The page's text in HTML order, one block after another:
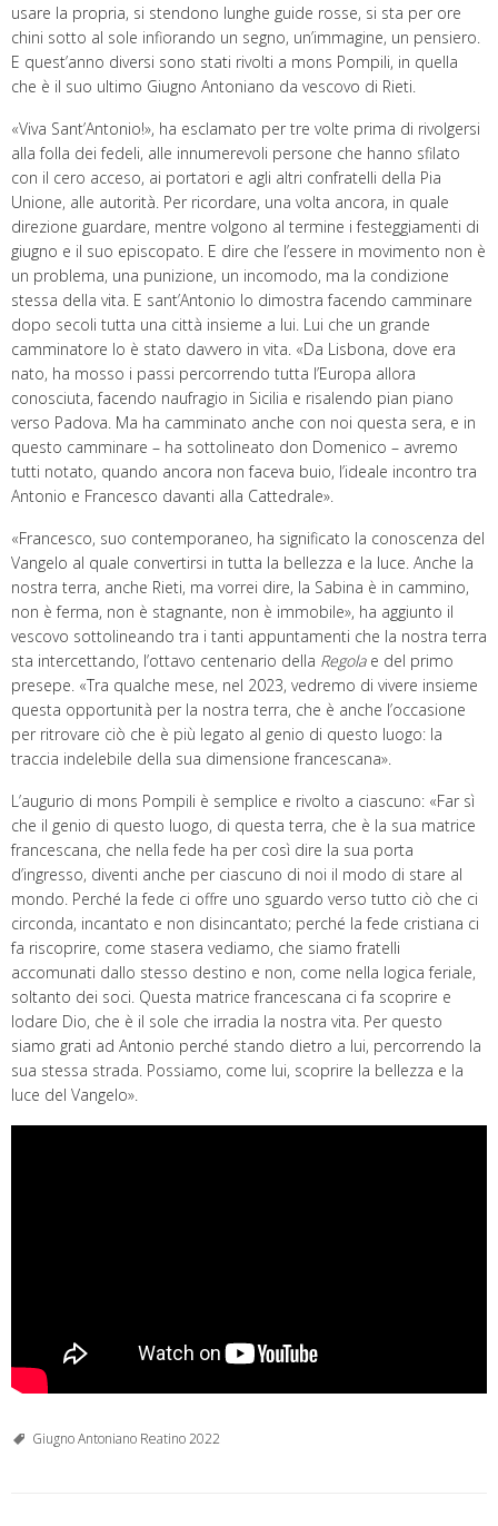
usare la propria, si stendono lunghe guide rosse, si sta per ore
chini sotto al sole infiorando un segno, un’immagine, un pensiero.
E quest’anno diversi sono stati rivolti a mons Pompili, in quella
che è il suo ultimo Giugno Antoniano da vescovo di Rieti.
«Viva Sant’Antonio!», ha esclamato per tre volte prima di rivolgersi
alla folla dei fedeli, alle innumerevoli persone che hanno sfilato
con il cero acceso, ai portatori e agli altri confratelli della Pia
Unione, alle autorità. Per ricordare, una volta ancora, in quale
direzione guardare, mentre volgono al termine i festeggiamenti di
giugno e il suo episcopato. E dire che l’essere in movimento non è
un problema, una punizione, un incomodo, ma la condizione
stessa della vita. E sant’Antonio lo dimostra facendo camminare
dopo secoli tutta una città insieme a lui. Lui che un grande
camminatore lo è stato davvero in vita. «Da Lisbona, dove era
nato, ha mosso i passi percorrendo tutta l’Europa allora
conosciuta,facendo naufragio in Sicilia e risalendo pian piano
verso Padova. Ma ha camminato anche con noi questa sera, e in
questo camminare – ha sottolineato don Domenico – avremo
tutti notato, quando ancora non faceva buio, l’ideale incontro tra
Antonio e Francesco davanti alla Cattedrale».
«Francesco, suo contemporaneo, ha significato la conoscenza del
Vangelo al quale convertirsi in tutta la bellezza e la luce. Anche la
nostra terra, anche Rieti, ma vorrei dire, la Sabina è in cammino,
non è ferma, non è stagnante, non è immobile», ha aggiunto il
vescovo sottolineando tra i tanti appuntamenti che la nostra terra
sta intercettando, l’ottavo centenario della Regola e del primo
presepe. «Tra qualche mese, nel 2023, vedremo di vivere insieme
questa opportunità per la nostra terra, che è anche l’occasione
per ritrovare ciò che è più legato al genio di questo luogo: la
traccia indelebile della sua dimensione francescana».
L’augurio di mons Pompili è semplice e rivolto a ciascuno: «Far sì
che il genio di questo luogo, di questa terra, che è la sua matrice
francescana, che nella fede ha per così dire la sua porta
d’ingresso, diventi anche per ciascuno di noi il modo di stare al
mondo. Perché la fede ci offre uno sguardo verso tutto ciò che ci
circonda, incantato e non disincantato; perché la fede cristiana ci
fa riscoprire, come stasera vediamo, che siamo fratelli
accomunati dallo stesso destino e non, come nella logica feriale,
soltanto dei soci. Questa matrice francescana ci fa scoprire e
lodare Dio, che è il sole che irradia la nostra vita. Per questo
siamo grati ad Antonio perché stando dietro a lui, percorrendo la
sua stessa strada. Possiamo, come lui, scoprire la bellezza e la
luce del Vangelo».
Giugno Antoniano Reatino 2022